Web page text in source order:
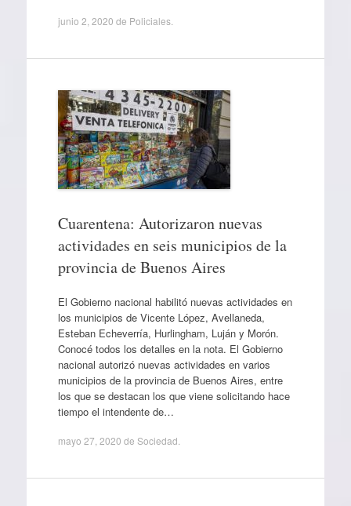
junio 2, 2020 de Policiales.
Cuarentena: Autorizaron nuevas
actividades en seis municipios de la
provincia de Buenos Aires
El Gobierno nacional habilitó nuevas actividades en
los municipios de Vicente López, Avellaneda,
Esteban Echeverría, Hurlingham, Luján y Morón.
Conocé todos los detalles en la nota. El Gobierno
nacional autorizó nuevas actividades en varios
municipios de la provincia de Buenos Aires, entre
los que se destacan los que viene solicitando hace
tiempo el intendente de…
mayo 27, 2020 de Sociedad